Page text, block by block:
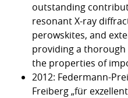
outstanding
resonant X-ray
perowskites, and
providing a
the properties of
2012: Federmann-
Freiberg „für